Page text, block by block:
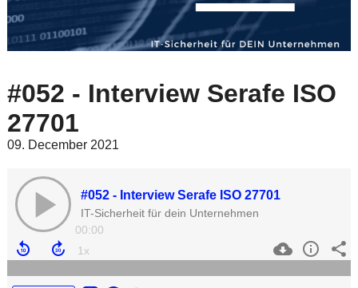
#052 - Interview Serafe ISO
27701
09. December 2021
#052 - Interview Serafe ISO 27701
IT-Sicherheit für dein Unternehmen
00:00